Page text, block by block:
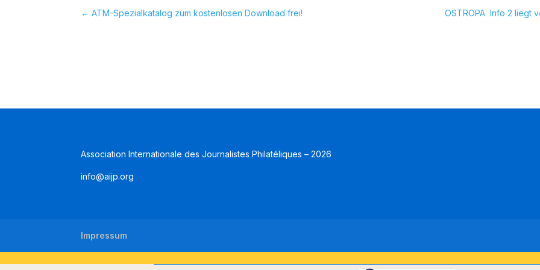
←ATM-Spezialkatalog zum kostenlosen Download frei! OSTROPA  Info 2 liegt
Association Internationale des Journalistes Philatéliques – 2026
info@aijp.org
Impressum